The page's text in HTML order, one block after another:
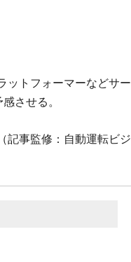
ットフォーマーなどサー
させる。
記事監修：自動運転ビジ